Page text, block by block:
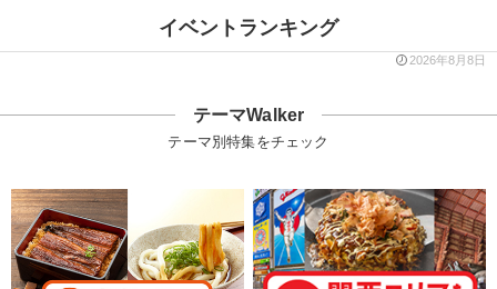
イベントランキング
2026年8月8日
テーマWalker
テーマ別特集をチェック